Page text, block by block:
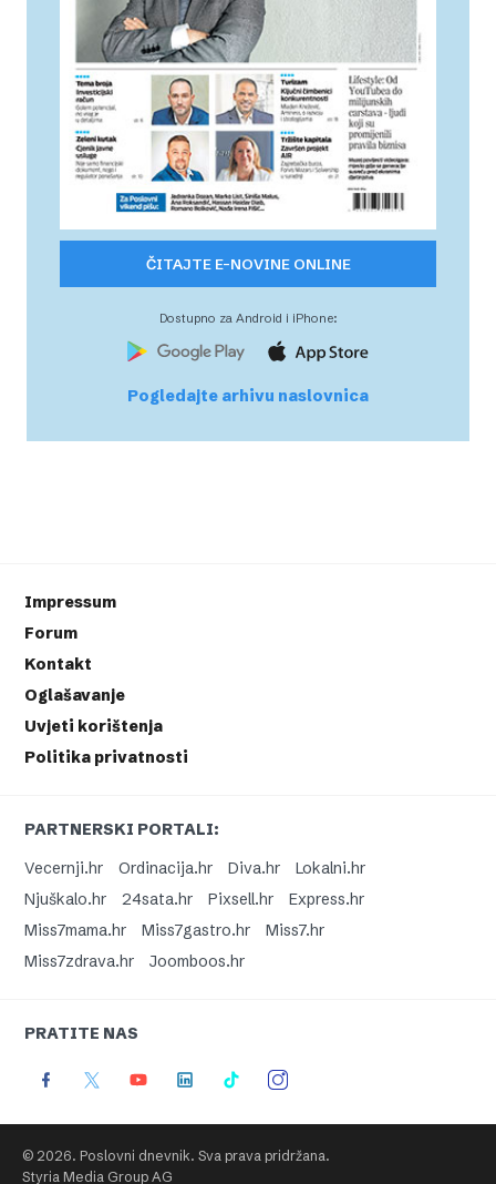
ČITAJTE E-NOVINE ONLINE
Dostupno za Android i iPhone:
Pogledajte arhivu naslovnica
Impressum
Forum
Kontakt
Oglašavanje
Uvjeti korištenja
Politika privatnosti
PARTNERSKI PORTALI:
Vecernji.hr
Ordinacija.hr Diva.hr
Lokalni.hr
Njuškalo.hr
24sata.hr Pixsell.hr
Express.hr
Miss7mama.hr
Miss7gastro.hr
Miss7.hr
Miss7zdrava.hr
Joomboos.hr
PRATITE NAS
© 2026. Poslovni dnevnik. Sva prava pridržana.
Styria Media Group AG